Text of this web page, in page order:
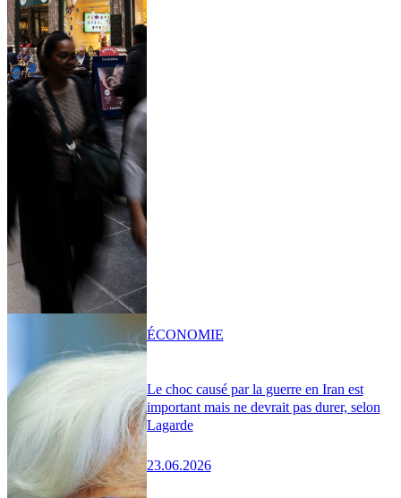
Le choc causé par la guerre en Iran est
important mais ne devrait pas durer, selon
Lagarde
23.06.2026
ÉCONOMIE